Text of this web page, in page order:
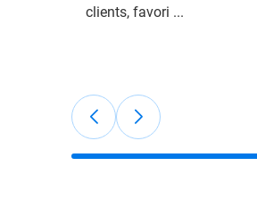
clients, favori ...